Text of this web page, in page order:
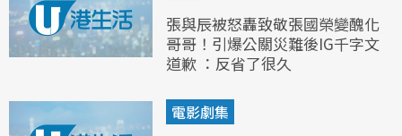
張與辰被怒轟致敬張國榮變醜化
哥哥！引爆公關災難後IG千字文
道歉 ：反省了很久
電影劇集